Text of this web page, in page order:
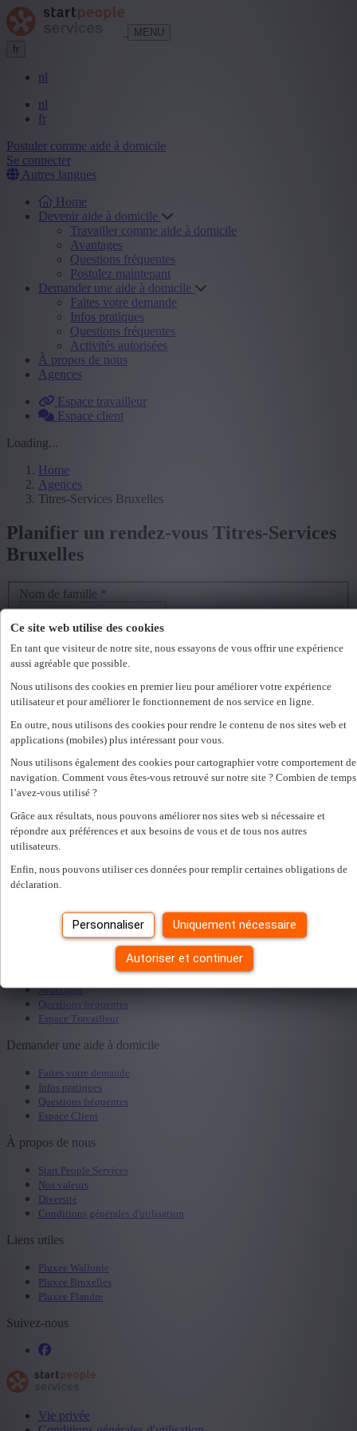
Ce site web utilise des cookies
En tant que visiteur de notre site, nous essayons de vous offrir une expérience
aussi agréable que possible.
Nous utilisons des cookies en premier lieu pour améliorer votre expérience
utilisateur et pour améliorer le fonctionnement de nos service en ligne.
En outre, nous utilisons des cookies pour rendre le contenu de nos sites web et
applications (mobiles) plus intéressant pour vous.
Nous utilisons également des cookies pour cartographier votre comportement de
navigation. Comment vous êtes-vous retrouvé sur notre site ? Combien de temps
l’avez-vous utilisé ?
Grâce aux résultats, nous pouvons améliorer nos sites web si nécessaire et
répondre aux préférences et aux besoins de vous et de tous nos autres
utilisateurs.
Enfin, nous pouvons utiliser ces données pour remplir certaines obligations de
déclaration.
Personnaliser Uniquement nécessaire
Autoriser et continuer
MENU
fr
nl
nl
fr
Postuler comme aide à domicile
Se connecter
Autres langues
Home
Devenir aide à domicile
Travailler comme aide à domicile
Avantages
Questions fréquentes
Postulez maintenant
Demander une aide à domicile
Faites votre demande
Infos pratiques
Questions fréquentes
Activités autorisées
À propos de nous
Agences
Espace travailleur
Espace client
Loading...
Home
Agences
Titres-Services Bruxelles
Planifier un rendez-vous Titres-Services
Bruxelles
Nom de famille *
Prénom*
Adresse e-mail *
GSM ou téléphone*
Pour quoi souhaitez-vous demander un rendez-vous ?
En remplissant ce formulaire, vous acceptezprivacy policy
. *
Une erreur s'est produite. Veuillez réessayer plus tard.
Trouver une agence dans votre région
Rechercher
Devenez aide à domicile
Travailler comme aide à domicile
Avantages
Questions fréquentes
Espace Travailleur
Demander une aide à domicile
Faites votre demande
Infos pratiques
Questions fréquentes
Espace Client
À propos de nous
Start People Services
Nos valeurs
Diversité
Conditions générales d'utilisation
Liens utiles
Pluxee Wallonie
Pluxee Bruxelles
Pluxee Flandre
Suivez-nous
Vie privée